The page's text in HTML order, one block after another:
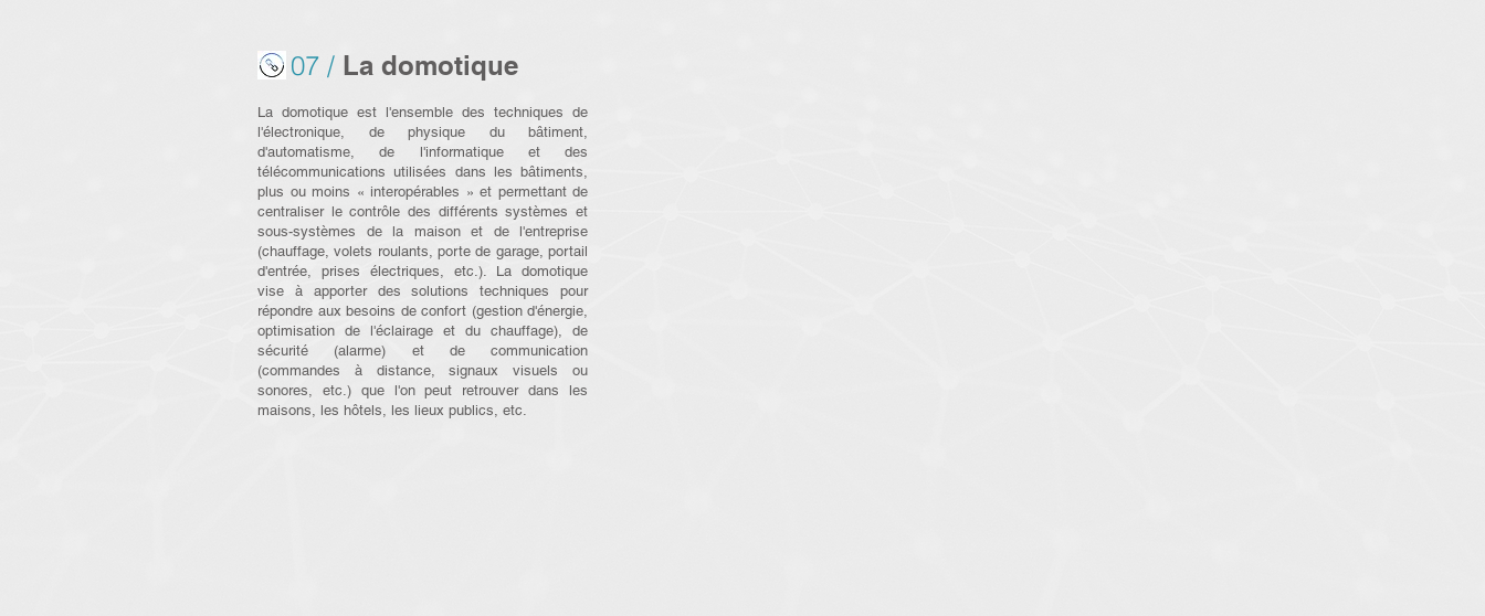
07 / La domotique
La domotique est l'ensemble des techniques de
l'électronique, de physique du bâtiment,
d'automatisme, de l'informatique et des
télécommunications utilisées dans les bâtiments,
plus ou moins « interopérables » et permettant de
centraliser le contrôle des différents systèmes et
sous-systèmes de la maison et de l'entreprise
(chauffage, volets roulants, porte de garage, portail
d'entrée, prises électriques, etc.). La domotique
vise à apporter des solutions techniques pour
répondre aux besoins de confort (gestion d'énergie,
optimisation de l'éclairage et du chauffage), de
sécurité (alarme) et de communication
(commandes à distance, signaux visuels ou
sonores, etc.) que l'on peut retrouver dans les
maisons, les hôtels, les lieux publics, etc.